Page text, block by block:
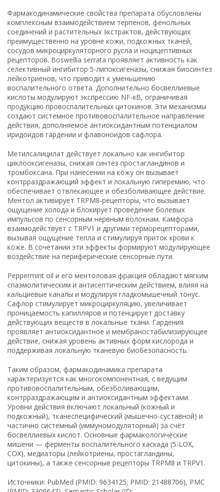
Фармакодинамические свойства препарата обусловлены
комплексным взаимодействием терпенов, фенольных
соединений и растительных экстрактов, действующих
преимущественно на уровне кожи, подкожных тканей,
сосудов микроциркуляторного русла и ноцицептивных
рецепторов. Boswellia serrata проявляет активность как
селективный ингибитор 5-липоксигеназы, снижая биосинтез
лейкотриенов, что приводит к уменьшению
воспалительного ответа. Дополнительно босвеллиевые
кислоты модулируют экспрессию NF-κB, ограничивая
продукцию провоспалительных цитокинов. Эти механизмы
создают системное противовоспалительное направление
действия, дополняемое антиоксидантным потенциалом
иридоидов гардении и флавоноидов сафлора.
Метилсалицилат действует локально как ингибитор
циклооксигеназы, снижая синтез простагландинов и
тромбоксана. При нанесении на кожу он вызывает
контрраздражающий эффект и локальную гиперемию, что
обеспечивает отвлекающее и обезболивающее действие.
Ментол активирует TRPM8-рецепторы, что вызывает
ощущение холода и блокирует проведение болевых
импульсов по сенсорным нервным волокнам. Камфора
взаимодействует с TRPV1 и другими терморецепторами,
вызывая ощущение тепла и стимулируя приток крови к
коже. В сочетании эти эффекты формируют модулирующее
воздействие на периферические сенсорные пути.
Peppermint oil и его ментоловая фракция обладают мягким
спазмолитическим и антисептическим действием, влияя на
кальциевые каналы и модулируя гладкомышечный тонус.
Сафлор стимулирует микроциркуляцию, увеличивает
проницаемость капилляров и потенцирует доставку
действующих веществ в локальные ткани. Гардения
проявляет антиоксидантное и мембраностабилизирующее
действие, снижая уровень активных форм кислорода и
поддерживая локальную тканевую биобезопасность.
Таким образом, фармакодинамика препарата
характеризуется как многокомпонентная, с ведущим
противовоспалительным, обезболивающим,
контрраздражающим и антиоксидантным эффектами.
Уровни действия включают локальный (кожный и
подкожный), тканеспецифический (мышечно-суставной) и
частично системный (иммуномодуляторный) за счёт
босвеллиевых кислот. Основные фармакологические
мишени — ферменты воспалительного каскада (5-LOX,
COX), медиаторы (лейкотриены, простагландины,
цитокины), а также сенсорные рецепторы TRPM8 и TRPV1.
Источники: PubMed (PMID: 9634125; PMID: 21488706), PMC